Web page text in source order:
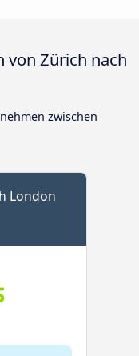
von Zürich nach
zwischen
London